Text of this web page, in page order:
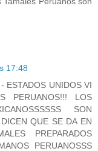
17:48
ESTADOS UNIDOS VI
PERUANOS!!! LOS
SON
QUE SE DA EN
PREPARADOS
PERUANOSSS